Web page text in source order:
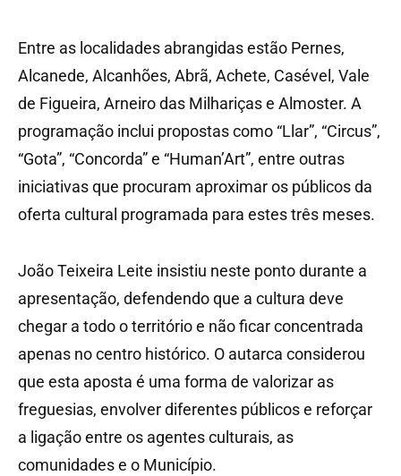
Entre as localidades abrangidas estão Pernes,
Alcanede, Alcanhões, Abrã, Achete, Casével, Vale
de Figueira, Arneiro das Milhariças e Almoster. A
programação inclui propostas como “Llar”, “Circus”,
“Gota”, “Concorda” e “Human’Art”, entre outras
iniciativas que procuram aproximar os públicos da
oferta cultural programada para estes três meses.
João Teixeira Leite insistiu neste ponto durante a
apresentação, defendendo que a cultura deve
chegar a todo o território e não ficar concentrada
apenas no centro histórico. O autarca considerou
que esta aposta é uma forma de valorizar as
freguesias, envolver diferentes públicos e reforçar
a ligação entre os agentes culturais, as
comunidades e o Município.